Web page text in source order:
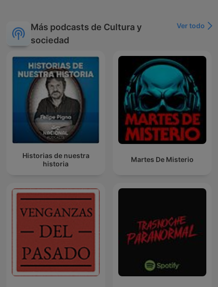
Más podcasts de Cultura y
sociedad
Ver todo
Historias de nuestra
historia
Martes De Misterio